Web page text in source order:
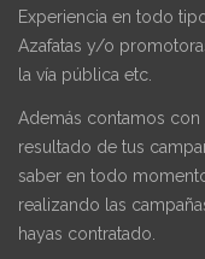
Experiencia en todo
Azafatas y/o
la vía pública etc.
Además contamos con
resultado de tus
saber en todo
realizando las
hayas contratado.